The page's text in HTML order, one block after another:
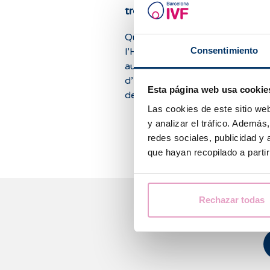
Consentimiento
Esta página web usa
Las cookies de este sitio
y analizar el tráfico.
redes sociales, publicidad y
que hayan recopilado a
Rechazar todas
trompes de Fallope
Quels sont les avantages de
l’HyFoSY ExEm® Foam par
aux méthodes traditionnelles
d’hystérosalpingographie
de cœlioscopie ?
Nous